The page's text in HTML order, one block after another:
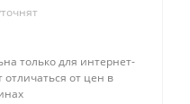
только для интернет-
от цен в